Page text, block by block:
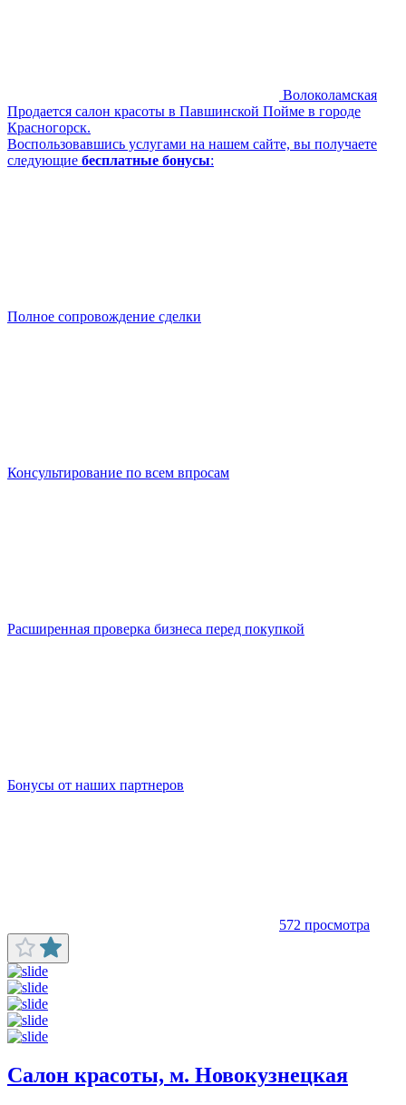
Волоколамская
Продается салон красоты в Павшинской Пойме в городе
Красногорск.
Воспользовавшись услугами на нашем сайте, вы получаете
следующие бесплатные бонусы:
Полное сопровождение сделки
Консультирование по всем впросам
Расширенная проверка бизнеса перед покупкой
Бонусы от наших партнеров
572 просмотра
Салон красоты, м. Новокузнецкая